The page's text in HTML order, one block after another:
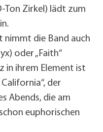
Ton Zirkel) lädt zum
nimmt die Band auch
oder „Faith“
in ihrem Element ist
der
Abends, die am
euphorischen